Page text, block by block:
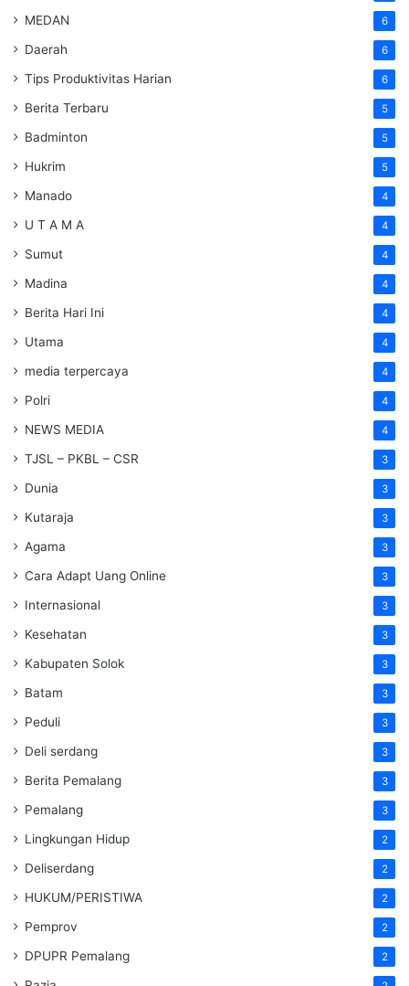
MEDAN 6
Daerah 6
Tips Produktivitas Harian 6
Berita Terbaru 5
Badminton 5
Hukrim 5
Manado 4
U T A M A 4
Sumut 4
Madina 4
Berita Hari Ini 4
Utama 4
media terpercaya 4
Polri 4
NEWS MEDIA 4
TJSL – PKBL – CSR 3
Dunia 3
Kutaraja 3
Agama 3
Cara Adapt Uang Online 3
Internasional 3
Kesehatan 3
Kabupaten Solok 3
Batam 3
Peduli 3
Deli serdang 3
Berita Pemalang 3
Pemalang 3
Lingkungan Hidup 2
Deliserdang 2
HUKUM/PERISTIWA 2
Pemprov 2
DPUPR Pemalang 2